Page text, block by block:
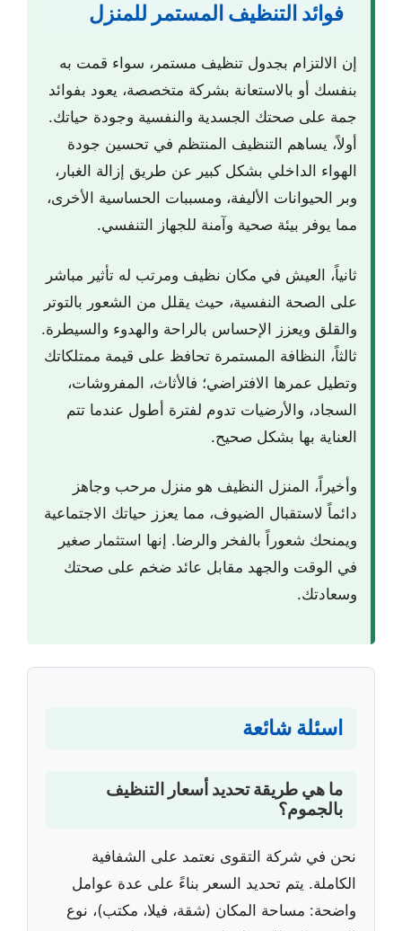
فوائد التنظيف المستمر للمنزل
إن الالتزام بجدول تنظيف مستمر، سواء قمت به
بنفسك أو بالاستعانة بشركة متخصصة، يعود بفوائد
جمة على صحتك الجسدية والنفسية وجودة حياتك.
أولاً، يساهم التنظيف المنتظم في تحسين جودة
الهواء الداخلي بشكل كبير عن طريق إزالة الغبار،
وبر الحيوانات الأليفة، ومسببات الحساسية الأخرى،
مما يوفر بيئة صحية وآمنة للجهاز التنفسي.
ثانياً، العيش في مكان نظيف ومرتب له تأثير مباشر
على الصحة النفسية، حيث يقلل من الشعور بالتوتر
والقلق ويعزز الإحساس بالراحة والهدوء والسيطرة.
ثالثاً، النظافة المستمرة تحافظ على قيمة ممتلكاتك
وتطيل عمرها الافتراضي؛ فالأثاث، المفروشات،
السجاد، والأرضيات تدوم لفترة أطول عندما تتم
العناية بها بشكل صحيح.
وأخيراً، المنزل النظيف هو منزل مرحب وجاهز
دائماً لاستقبال الضيوف، مما يعزز حياتك الاجتماعية
ويمنحك شعوراً بالفخر والرضا. إنها استثمار صغير
في الوقت والجهد مقابل عائد ضخم على صحتك
وسعادتك.
اسئلة شائعة
ما هي طريقة تحديد أسعار التنظيف
بالجموم؟
نحن في شركة التقوى نعتمد على الشفافية
الكاملة. يتم تحديد السعر بناءً على عدة عوامل
واضحة: مساحة المكان (شقة، فيلا، مكتب)، نوع